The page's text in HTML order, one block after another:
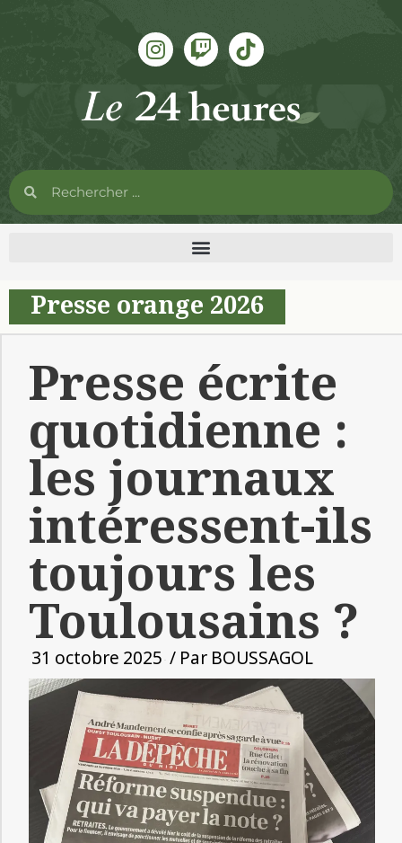
Presse orange 2026
Presse écrite
quotidienne :
les journaux
intéressent-ils
toujours les
Toulousains ?
31 octobre 2025 / Par BOUSSAGOL